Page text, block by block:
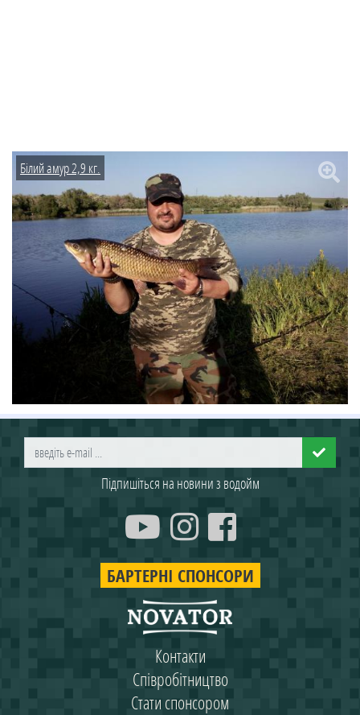
Білий амур 2,9 кг.
Підпишіться на новини з водойм
БАРТЕРНІ СПОНСОРИ
Контакти
Співробітництво
Стати спонсором